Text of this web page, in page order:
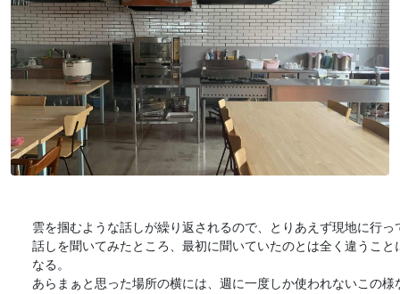
雲を掴むような話しが繰り返されるので、とりあえず現地に行っ
話しを聞いてみたところ、最初に聞いていたのとは全く違うこと
なる。
あらまぁと思った場所の横には、週に一度しか使われないこの様